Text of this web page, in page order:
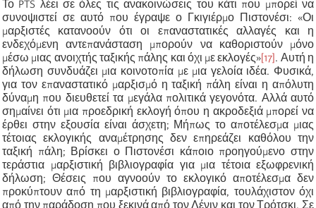
Το PTS λέει σε όλες τις ανακοινώσεις του κάτι που μπορεί να
συνοψιστεί σε αυτό που έγραψε ο Γκιγιέρμο Πιστονέσι: «Οι
μαρξιστές κατανοούν ότι οι επαναστατικές αλλαγές και η
ενδεχόμενη αντεπανάσταση μπορούν να καθοριστούν μόνο
μέσω μιας ανοιχτής ταξικής πάλης και όχι με εκλογές»[17]. Αυτή η
δήλωση συνδυάζει μια κοινοτοπία με μια γελοία ιδέα. Φυσικά,
για τον επαναστατικό μαρξισμό η ταξική πάλη είναι η απόλυτη
δύναμη που διευθετεί τα μεγάλα πολιτικά γεγονότα. Αλλά αυτό
σημαίνει ότι μια προεδρική εκλογή όπου η ακροδεξιά μπορεί να
έρθει στην εξουσία είναι άσχετη; Μήπως το αποτέλεσμα μιας
τέτοιας εκλογικής αναμέτρησης δεν επηρεάζει καθόλου την
ταξική πάλη; Βρίσκει ο Πιστονέσι κάποιο προηγούμενο στην
τεράστια μαρξιστική βιβλιογραφία για μια τέτοια εξωφρενική
δήλωση; Θέσεις που αγνοούν το εκλογικό αποτέλεσμα δεν
προκύπτουν από τη μαρξιστική βιβλιογραφία, τουλάχιστον όχι
από την παράδοση που ξεκινά από τον Λένιν και τον Τρότσκι. Σε